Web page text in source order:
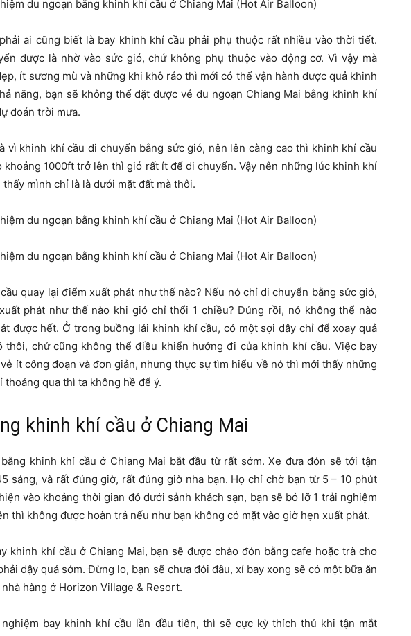
ai cũng biết là bay khinh khí cầu phải phụ thuộc rất nhiều vào thời tiết.
được là nhờ vào sức gió, chứ không phụ thuộc vào động cơ. Vì vậy mà
ít sương mù và những khi khô ráo thì mới có thể vận hành được quả khinh
năng, bạn sẽ không thể đặt được vé du ngoạn Chiang Mai bằng khinh khí
đoán trời mưa.
vì khinh khí cầu di chuyển bằng sức gió, nên lên càng cao thì khinh khí cầu
khoảng 1000ft trở lên thì gió rất ít để di chuyển. Vậy nên những lúc khinh khí
mình chỉ là là dưới mặt đất mà thôi.
quay lại điểm xuất phát như thế nào? Nếu nó chỉ di chuyển bằng sức gió,
phát như thế nào khi gió chỉ thổi 1 chiều? Đúng rồi, nó không thể nào
được hết. Ở trong buồng lái khinh khí cầu, có một sợi dây chỉ để xoay quả
thôi, chứ cũng không thể điều khiển hướng đi của khinh khí cầu. Việc bay
ít công đoạn và đơn giản, nhưng thực sự tìm hiểu về nó thì mới thấy những
qua thì ta không hề để ý.
khinh khí cầu ở Chiang Mai
khinh khí cầu ở Chiang Mai bắt đầu từ rất sớm. Xe đưa đón sẽ tới tận
sáng, và rất đúng giờ, rất đúng giờ nha bạn. Họ chỉ chờ bạn từ 5 – 10 phút
vào khoảng thời gian đó dưới sảnh khách sạn, bạn sẽ bỏ lỡ 1 trải nghiệm
thì không được hoàn trả nếu như bạn không có mặt vào giờ hẹn xuất phát.
khinh khí cầu ở Chiang Mai, bạn sẽ được chào đón bằng cafe hoặc trà cho
dậy quá sớm. Đừng lo, bạn sẽ chưa đói đâu, xí bay xong sẽ có một bữa ăn
hàng ở Horizon Village & Resort.
bay khinh khí cầu lần đầu tiên, thì sẽ cực kỳ thích thú khi tận mắt